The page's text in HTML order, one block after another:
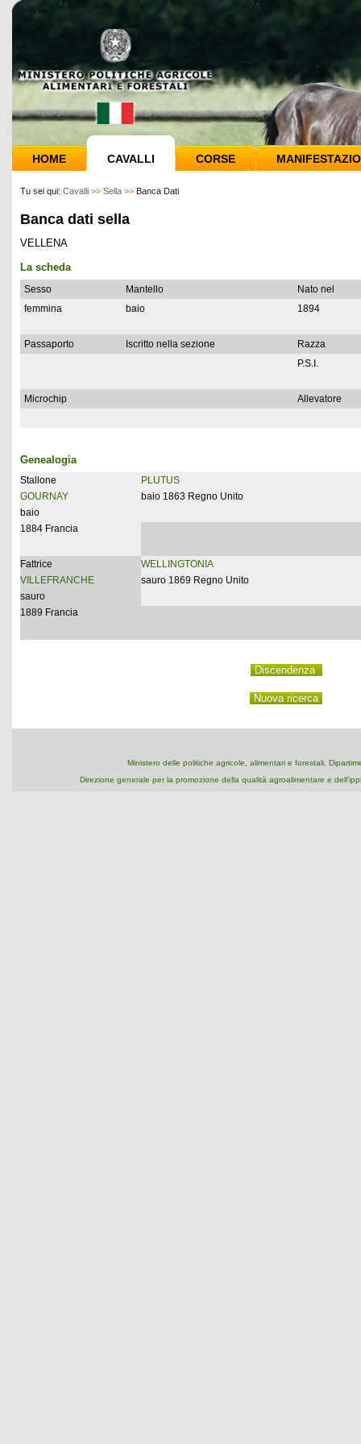
HOME CAVALLI CORSE
Tu sei qui: Cavalli >> Sella >> Banca Dati
Banca dati sella
VELLENA
La scheda
Sesso Mantello
Nato nel
femmina
baio 1894
Passaporto Iscritto nella sezione
Razza
P.S.I.
Microchip Allevatore
Genealogia
Stallone
GOURNAY
baio
1884 Francia
PLUTUS
baio 1863 Regno Unito
Fattrice
VILLEFRANCHE
sauro
1889 Francia
WELLINGTONIA
sauro 1869 Regno Unito
Ministero delle politiche agricole, alimentari e forestali,
Direzione generale per la promozione della qualità agroalimentare e